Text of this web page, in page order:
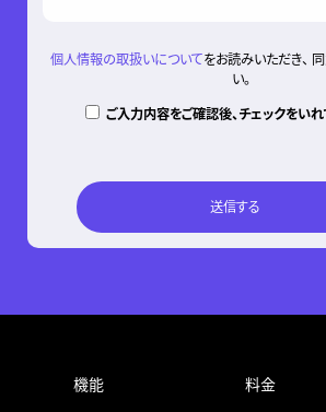
個人情報の取扱いについてをお読みいただき、
い。
ご入力内容をご確認後、チェックをいれ
機能 料金